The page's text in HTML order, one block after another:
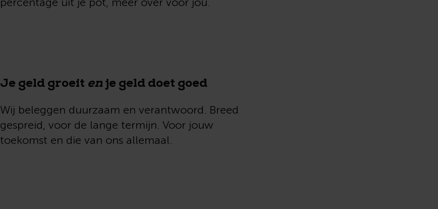
percentage uit je pot, meer over voor jou.
Je geld groeit enje geld doet goed
Wij beleggen duurzaam en verantwoord. Breed
gespreid, voor de lange termijn. Voor jouw
toekomst en die van ons allemaal.